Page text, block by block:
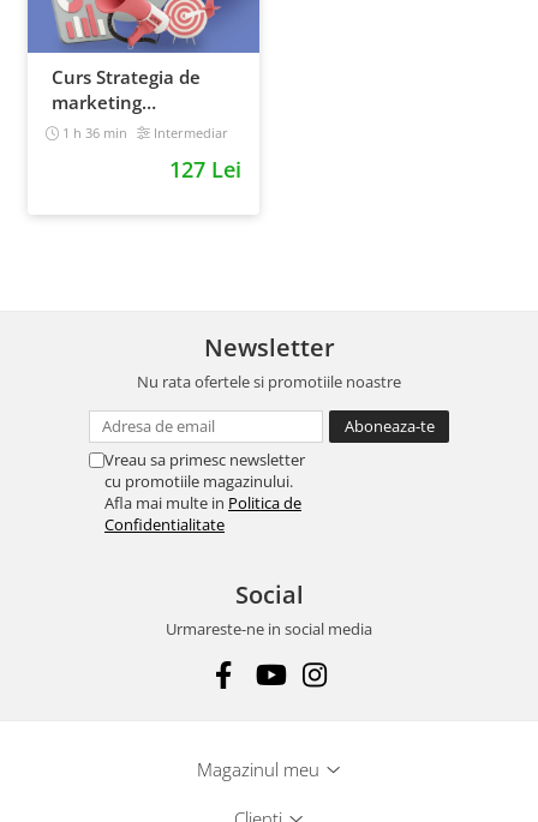
Curs Strategia de
marketing
multichannel
1 h 36 min Intermediar
127 Lei
Newsletter
Nu rata ofertele si promotiile noastre
Vreau sa primesc newsletter
cu promotiile magazinului.
Afla mai multe in Politica de
Confidentialitate
Social
Urmareste-ne in social media
Magazinul meu